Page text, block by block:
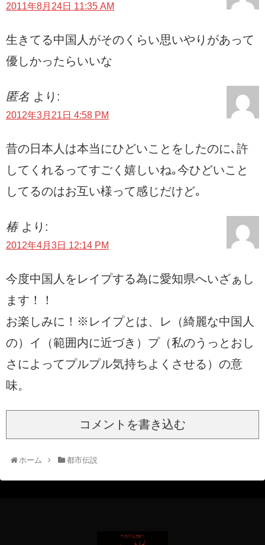
2011年8月24日 11:35 AM
生きてる中国人がそのくらい思いやりがあって
優しかったらいいな
匿名 より:
2012年3月21日 4:58 PM
昔の日本人は本当にひどいことをしたのに､許
してくれるってすごく嬉しいね｡今ひどいこと
してるのはお互い様って感じだけど｡
椿 より:
2012年4月3日 12:14 PM
今度中国人をレイプする為に愛知県へいざぁし
ます！！
お楽しみに！※レイプとは、レ（綺麗な中国人
の）イ（範囲内に近づき）プ（私のうっとおし
さによってプルプル気持ちよくさせる）の意
味。
コメントを書き込む
ホーム 都市伝説